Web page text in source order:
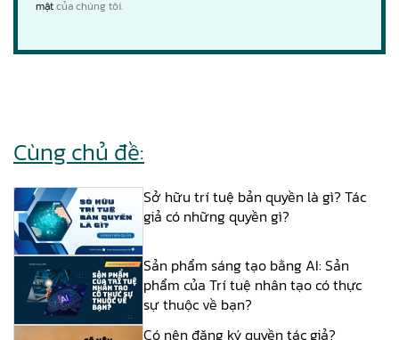
mậtcủa chúng tôi.
Cùng chủ đề:
Sở hữu trí tuệ bản quyền là gì? Tác
giả có những quyền gì?
Sản phẩm sáng tạo bằng AI: Sản
phẩm của Trí tuệ nhân tạo có thực
sự thuộc về bạn?
Có nên đăng ký quyền tác giả?